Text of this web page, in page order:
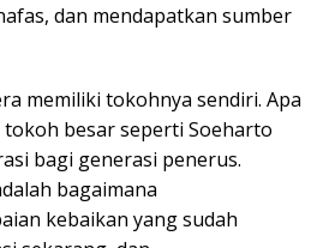
dan mendapatkan sumber
memiliki tokohnya sendiri. Apa
besar seperti Soeharto
bagi generasi penerus.
bagaimana
kebaikan yang sudah